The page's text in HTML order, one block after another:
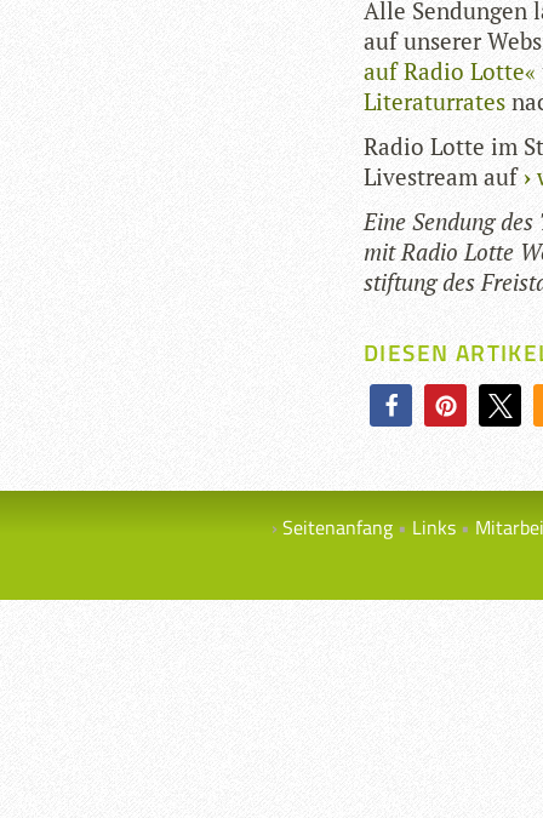
Alle Sen­dun­gen
auf unse­rer
auf Radio Lotte«
Lite­ra­tur­ra­tes
Radio Lotte im
Live­stream auf
Eine Sen­dung
mit Radio Lotte
stif­tung des
DIESEN
Seitenanfang Links